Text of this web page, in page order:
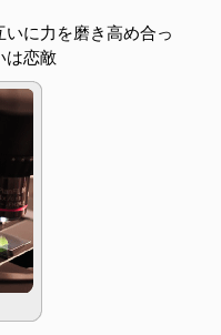
に力を磨き高め合っ
は恋敵